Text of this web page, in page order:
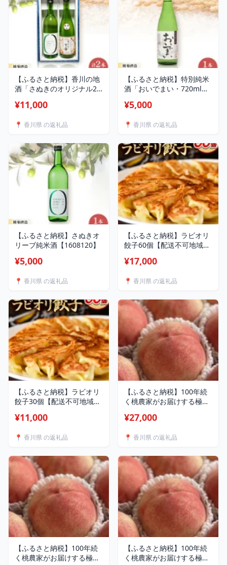
【ふるさと納税】香川の地
酒「さぬきのオリジナル2
¥11,000
📍 香川県 の返礼品
【ふるさと納税】特別純米
酒「おいでまい・720ml」
¥5,000
📍 香川県 の返礼品
【ふるさと納税】さぬきオ
リーブ純米酒【1608120】
¥5,000
📍 香川県 の返礼品
【ふるさと納税】ラビオリ
餃子60個【配送不可地域：
¥17,000
📍 香川県 の返礼品
【ふるさと納税】ラビオリ
餃子30個【配送不可地域：
¥11,000
📍 香川県 の返礼品
【ふるさと納税】100年続
く桃農家がお届けする極上
送不可地域：離島・北海
¥27,000
📍 香川県 の返礼品
【ふるさと納税】100年続
く桃農家がお届けする極上
【ふるさと納税】100年続
く桃農家がお届けする極上